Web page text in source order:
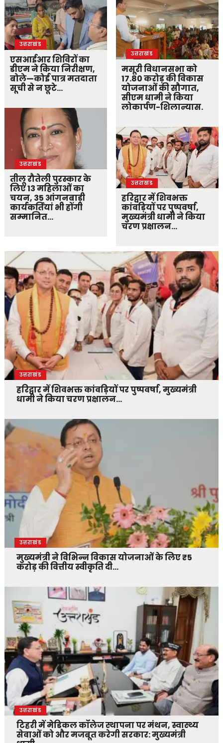
उत्तराखंड
एसआईआर शिविरों का
डीएम ने किया निरीक्षण,
बोले—कोई पात्र मतदाता
सूची से न छूटे…
उत्तराखंड
तीलू रौतेली पुरस्कार के
लिए 13 महिलाओं का
चयन, 35 आंगनबाड़ी
कार्यकर्तियां भी होंगी
सम्मानित…
उत्तराखंड
मसूरी विधानसभा को
17.80 करोड़ की विकास
योजनाओं की सौगात,
सीएम धामी ने किया
लोकार्पण-शिलान्यास.
उत्तराखंड
हरिद्वार में शिवभक्त
कांवड़ियों पर पुष्पवर्षा,
मुख्यमंत्री धामी ने किया
चरण प्रक्षालन…
उत्तराखंड
हरिद्वार में शिवभक्त कांवड़ियों पर पुष्पवर्षा, मुख्यमंत्री
धामी ने किया चरण प्रक्षालन…
उत्तराखंड
मुख्यमंत्री ने विभिन्न विकास योजनाओं के लिए ₹5
करोड़ की वित्तीय स्वीकृति दी…
उत्तराखंड
टिहरी में मेडिकल कॉलेज स्थापना पर मंथन, स्वास्थ्य
सेवाओं को और मजबूत करेगी सरकार: मुख्यमंत्री